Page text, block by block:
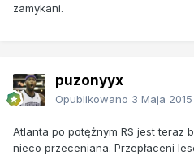
zamykani.
puzonyyx
Opublikowano 3 Maja 2015
Atlanta po potężnym RS jest teraz
nieco przeceniana. Przepłaceni